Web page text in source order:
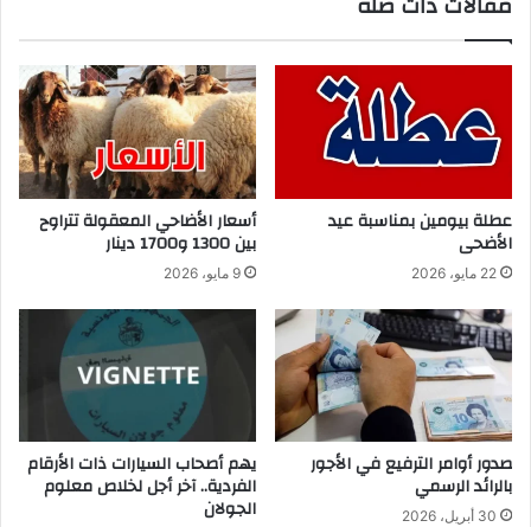
عطلة بيومين بمناسبة عيد
الأضحى
22 مايو، 2026
أسعار الأضاحي المعقولة تتراوح
بين 1300 و1700 دينار
9 مايو، 2026
صدور أوامر الترفيع في الأجور
بالرائد الرسمي
30 أبريل، 2026
يهم أصحاب السيارات ذات الأرقام
الفردية.. آخر أجل لخلاص معلوم
الجولان